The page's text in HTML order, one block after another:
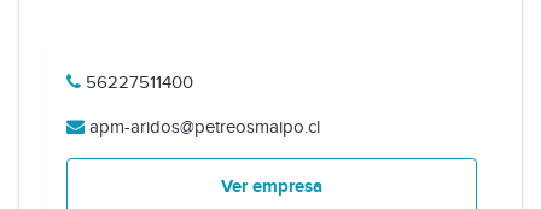
56227511400
apm-aridos@petreosmaipo.cl
Ver empresa